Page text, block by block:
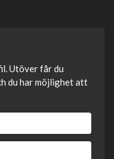
Utöver får du
du har möjlighet att